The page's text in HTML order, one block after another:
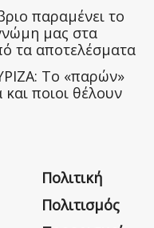
παραμένει το
μας στα
τα αποτελέσματα
Το «παρών»
ποιοι θέλουν
Πολιτική
Πολιτισμός